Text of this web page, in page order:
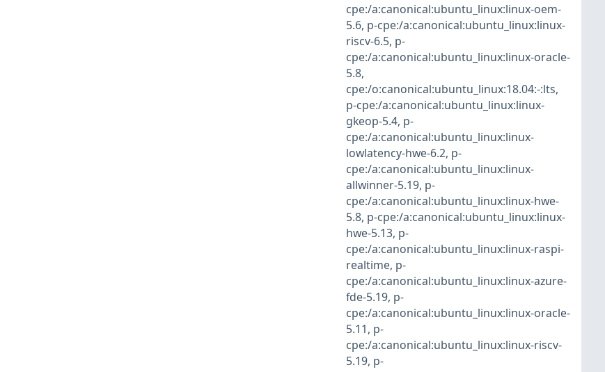
cpe:/a:canonical:ubuntu_linux:linux-oem-
5.6, p-cpe:/a:canonical:ubuntu_linux:linux-
riscv-6.5, p-
cpe:/a:canonical:ubuntu_linux:linux-oracle-
5.8,
cpe:/o:canonical:ubuntu_linux:18.04:-:lts,
p-cpe:/a:canonical:ubuntu_linux:linux-
gkeop-5.4, p-
cpe:/a:canonical:ubuntu_linux:linux-
lowlatency-hwe-6.2, p-
cpe:/a:canonical:ubuntu_linux:linux-
allwinner-5.19, p-
cpe:/a:canonical:ubuntu_linux:linux-hwe-
5.8, p-cpe:/a:canonical:ubuntu_linux:linux-
hwe-5.13, p-
cpe:/a:canonical:ubuntu_linux:linux-raspi-
realtime, p-
cpe:/a:canonical:ubuntu_linux:linux-azure-
fde-5.19, p-
cpe:/a:canonical:ubuntu_linux:linux-oracle-
5.11, p-
cpe:/a:canonical:ubuntu_linux:linux-riscv-
5.19, p-